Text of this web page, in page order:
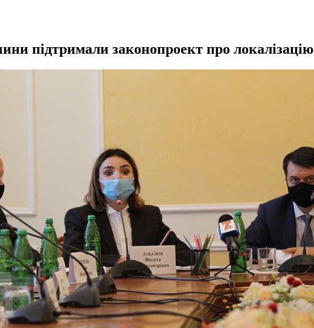
підтримали законопроект про локалізацію